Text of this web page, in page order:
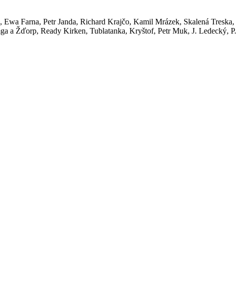
Farna, Petr Janda, Richard Krajčo, Kamil Mrázek, Skalená Treska,
a Žďorp, Ready Kirken, Tublatanka, Kryštof, Petr Muk, J. Ledecký, P.